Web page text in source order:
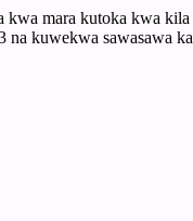
kwa mara kutoka kwa
na kuwekwa sawasawa